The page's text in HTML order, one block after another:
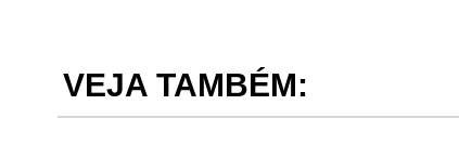
VEJA TAMBÉM: